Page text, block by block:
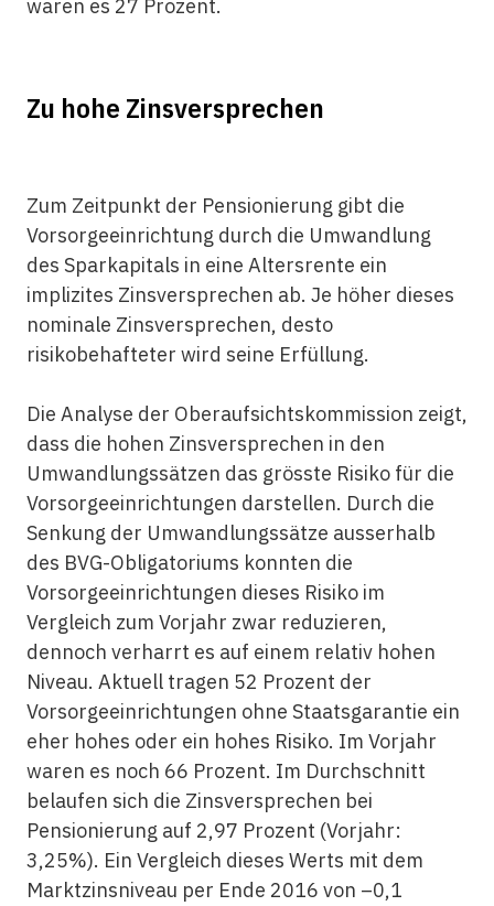
waren es 27 Prozent.
Zu hohe Zinsversprechen
Zum Zeitpunkt der Pensionierung gibt die
Vorsorgeeinrichtung durch die Umwandlung
des Sparkapitals in eine Altersrente ein
implizites Zinsversprechen ab. Je höher dieses
nominale Zinsversprechen, desto
risikobehafteter wird seine Erfüllung.
Die Analyse der Oberaufsichtskommission zeigt,
dass die hohen Zins­versprechen in den
Umwandlungs­sätzen das grösste Risiko für die
Vorsorgeeinrichtungen darstellen. Durch die
Senkung der Umwandlungs­sätze ausserhalb
des BVG-Obligatoriums konnten die
Vorsorgeeinrichtungen dieses Risiko im
Vergleich zum Vorjahr zwar reduzieren,
dennoch verharrt es auf einem relativ hohen
Niveau. Aktuell tragen 52 Prozent der
Vorsorgeeinrichtungen ohne Staatsgarantie ein
eher hohes oder ein hohes Risiko. Im Vorjahr
waren es noch 66 Prozent. Im Durchschnitt
belaufen sich die Zinsversprechen bei
Pensionierung auf 2,97 Prozent (Vorjahr:
3,25%). Ein Vergleich dieses Werts mit dem
Marktzinsniveau per Ende 2016 von –0,1